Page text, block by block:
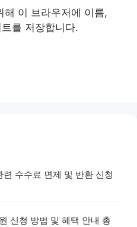
해 이 브라우저에 이름,
를 저장합니다.
수수료 면제 및 반환 신청
신청 방법 및 혜택 안내 총